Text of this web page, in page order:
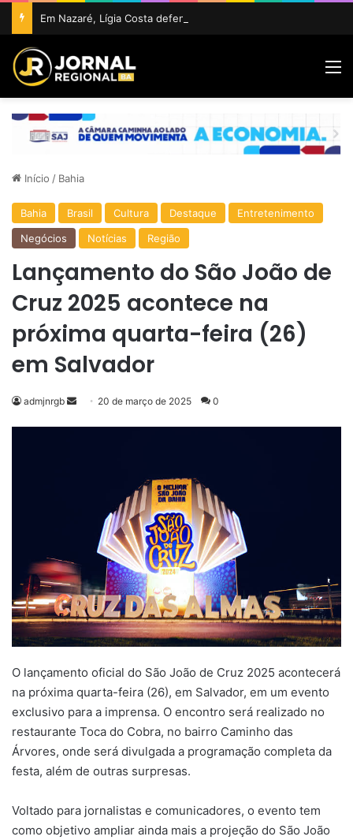
Início / Bahia
Bahia Brasil Cultura Destaque
Entretenimento
Negócios
Notícias Região
Lançamento do São João de
Cruz 2025 acontece na
próxima quarta-feira (26)
em Salvador
admjnrgb
Mande20 de março de 2025 0
O lançamento oficial do São João de Cruz 2025 acontecerá
na próxima quarta-feira (26), em Salvador, em um evento
exclusivo para a imprensa. O encontro será realizado no
restaurante Toca do Cobra, no bairro Caminho das
Árvores, onde será divulgada a programação completa da
festa, além de outras surpresas.
Voltado para jornalistas e comunicadores, o evento tem
como objetivo ampliar ainda mais a projeção do São João